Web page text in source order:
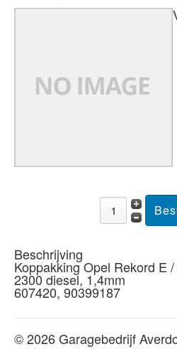
Beschrijving
Koppakking Opel Rekord E
2300 diesel, 1,4mm
607420, 90399187
© 2026 Garagebedrijf